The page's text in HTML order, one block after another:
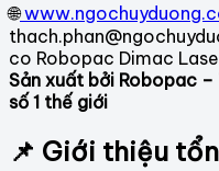
🌐
co Robopac Dimac
Sản xuất bởi Robopac
số 1 thế giới
📌 Giới thiệu